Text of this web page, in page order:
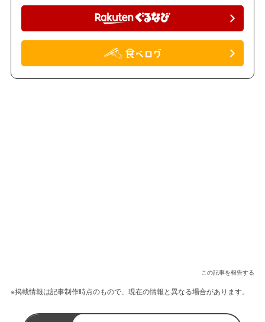
この記事を報告する
※掲載情報は記事制作時点のもので、現在の情報と異なる場合があります。